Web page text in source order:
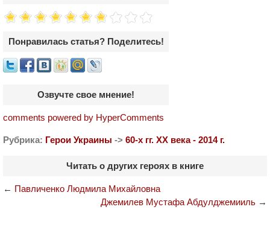
Понравилась статья? Поделитесь!
Озвучте свое мнение!
comments powered by HyperComments
Рубрика: Герои Украины -> 60-х гг. ХХ века - 2014 г.
Читать о других героях в книге
← Павличенко Людмила Михайловна
Джемилев Мустафа Абдулджемииль →